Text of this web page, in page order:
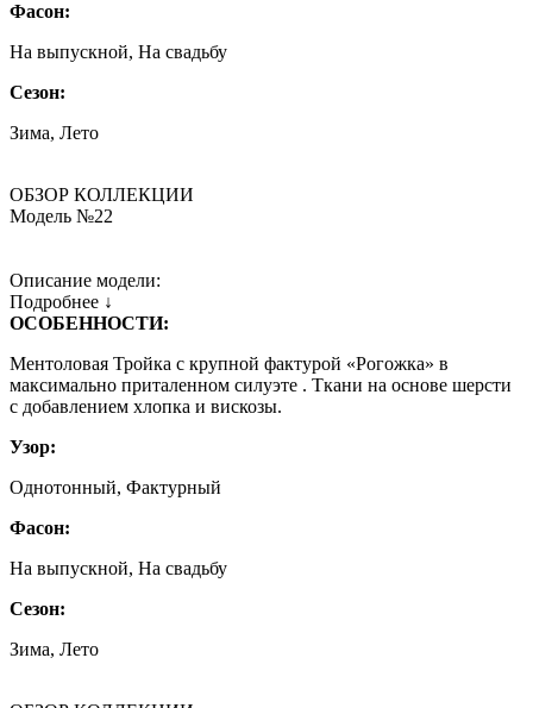
Фасон:
На выпускной, На свадьбу
Сезон:
Зима, Лето
ОБЗОР КОЛЛЕКЦИИ
Модель №22
Описание модели:
Подробнее ↓
ОСОБЕННОСТИ:
Ментоловая Тройка с крупной фактурой «Рогожка» в
максимально приталенном силуэте . Ткани на основе шерсти
с добавлением хлопка и вискозы.
Узор:
Однотонный, Фактурный
Фасон:
На выпускной, На свадьбу
Сезон:
Зима, Лето